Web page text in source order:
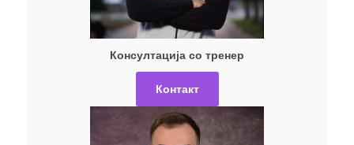
Консултација со тренер
Контакт